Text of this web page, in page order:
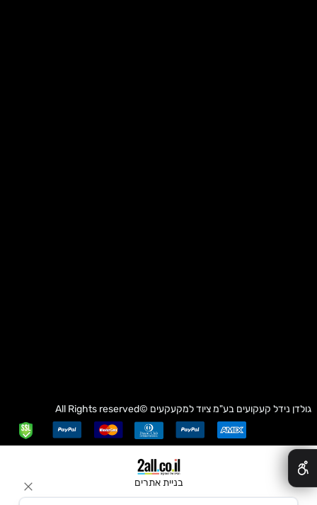
גולדן נידל קעקועים בע"מציוד למקעקעים ©All Rights reserved
בניית אתרים